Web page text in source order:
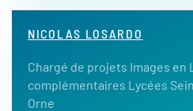
NICOLAS LOSARDO
Chargé de projets Images en
complémentaires Lycées
Orne